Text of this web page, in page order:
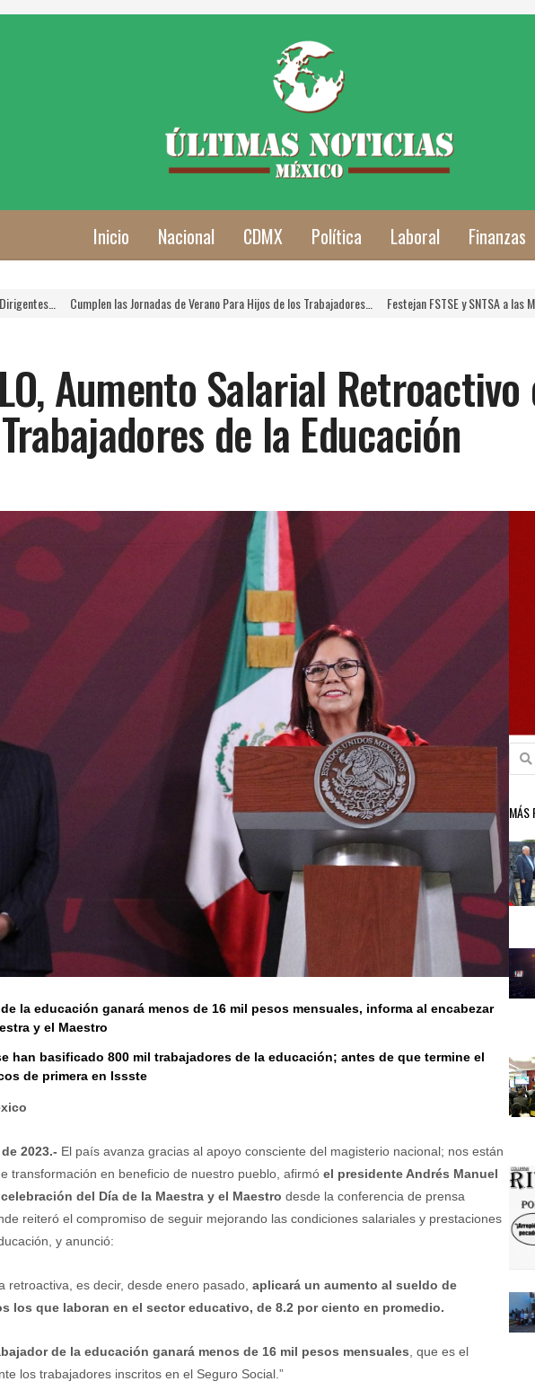
Inicio Nacional CDMX Política Laboral Finanzas
las Jornadas de Verano Para Hijos de los Trabajadores… Festejan FSTSE y SNTSA a las Mamás Trabajadoras
Aumento Salarial
de la Educación
la educación ganará menos de 16 mil pesos mensuales, informa al encabezar
y el Maestro
han basificado 800 mil trabajadores de la educación; antes de que termine el
de primera en Issste
2023.- El país avanza gracias al apoyo consciente del magisterio nacional; nos están
transformación en beneficio de nuestro pueblo, afirmó el presidente Andrés Manuel
del Día de la Maestra y el Maestro desde la conferencia de prensa
reiteró el compromiso de seguir mejorando las condiciones salariales y prestaciones
y anunció:
retroactiva, es decir, desde enero pasado, aplicará un aumento al sueldo de
los que laboran en el sector educativo, de 8.2 por ciento en promedio.
de la educación ganará menos de 16 mil pesos mensuales , que es el
los trabajadores inscritos en el Seguro Social.”
MÁS